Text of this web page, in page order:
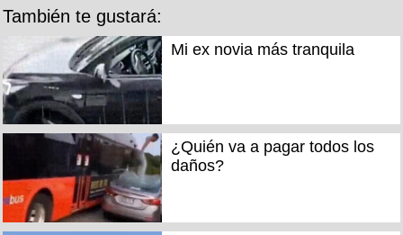
También te gustará:
Mi ex novia más tranquila
¿Quién va a pagar todos los
daños?